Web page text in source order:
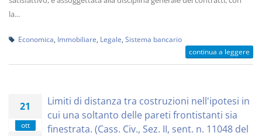
la...
Economica Immobiliare Legale Sistema bancario
continua a leggere
21
ott
Limiti di distanza tra costruzioni nell'ipotesi in
cui una soltanto delle pareti frontistanti sia
finestrata. (Cass. Civ., Sez. II, sent. n. 11048 del